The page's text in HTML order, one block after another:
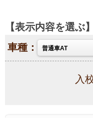
表示内容を選ぶ
車種：
入